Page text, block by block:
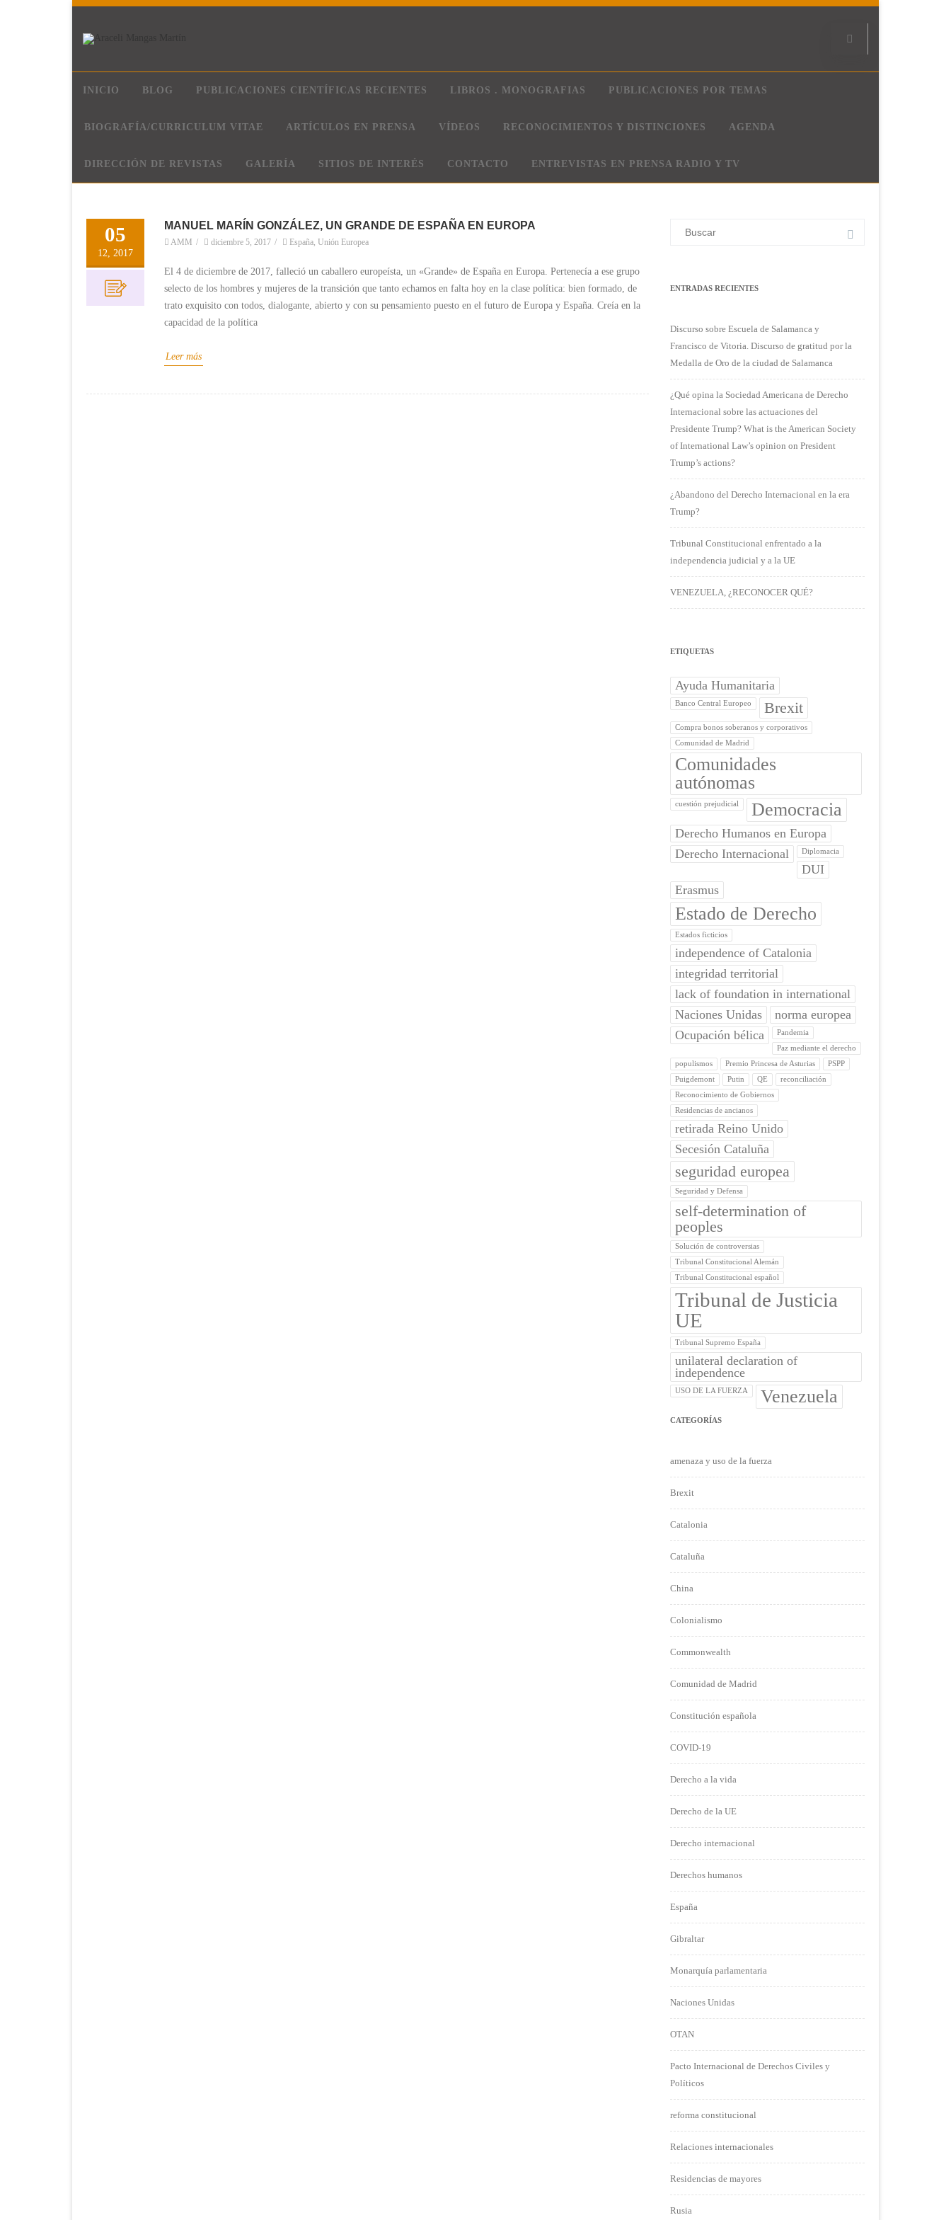
INICIO BLOG PUBLICACIONES CIENTÍFICAS RECIENTES LIBROS . MONOGRAFIAS PUBLICACIONES POR TEMAS
BIOGRAFÍA/CURRICULUM VITAE ARTÍCULOS EN PRENSA VÍDEOS RECONOCIMIENTOS Y DISTINCIONES AGENDA
DIRECCIÓN DE REVISTAS GALERÍA SITIOS DE INTERÉS CONTACTO ENTREVISTAS EN PRENSA RADIO Y TV
05
12, 2017
MANUEL MARÍN GONZÁLEZ, UN GRANDE DE ESPAÑA EN EUROPA
AMM / diciembre 5, 2017 / España Unión Europea
El 4 de diciembre de 2017, falleció un caballero europeísta, un «Grande» de España en Europa. Pertenecía a ese grupo
selecto de los hombres y mujeres de la transición que tanto echamos en falta hoy en la clase política: bien formado, de
trato exquisito con todos, dialogante, abierto y con su pensamiento puesto en el futuro de Europa y España. Creía en la
capacidad de la política
Leer más
ENTRADAS RECIENTES
Discurso sobre Escuela de Salamanca y
Francisco de Vitoria. Discurso de gratitud por la
Medalla de Oro de la ciudad de Salamanca
¿Qué opina la Sociedad Americana de Derecho
Internacional sobre las actuaciones del
Presidente Trump? What is the American Society
of International Law’s opinion on President
Trump’s actions?
¿Abandono del Derecho Internacional en la era
Trump?
Tribunal Constitucional enfrentado a la
independencia judicial y a la UE
VENEZUELA, ¿RECONOCER QUÉ?
ETIQUETAS
Ayuda Humanitaria
Banco Central Europeo Brexit
Compra bonos soberanos y corporativos
Comunidad de Madrid
Comunidades
autónomas
cuestión prejudicial Democracia
Derecho Humanos en Europa
Derecho Internacional
Diplomacia
DUI
Erasmus
Estado de Derecho
Estados ficticios
independence of Catalonia
integridad territorial
lack of foundation in international
Naciones Unidas
norma europea
Ocupación bélica
Pandemia
Paz mediante el derecho
populismos
Premio Princesa de Asturias
PSPP
Puigdemont
Putin QE
reconciliación
Reconocimiento de Gobiernos
Residencias de ancianos
retirada Reino Unido
Secesión Cataluña
seguridad europea
Seguridad y Defensa
self-determination of
peoples
Solución de controversias
Tribunal Constitucional Alemán
Tribunal Constitucional español
Tribunal de Justicia
UE
Tribunal Supremo España
unilateral declaration of
independence
USO DE LA FUERZA Venezuela
CATEGORÍAS
amenaza y uso de la fuerza
Brexit
Catalonia
Cataluña
China
Colonialismo
Commonwealth
Comunidad de Madrid
Constitución española
COVID-19
Derecho a la vida
Derecho de la UE
Derecho internacional
Derechos humanos
España
Gibraltar
Monarquía parlamentaria
Naciones Unidas
OTAN
Pacto Internacional de Derechos Civiles y
Políticos
reforma constitucional
Relaciones internacionales
Residencias de mayores
Rusia